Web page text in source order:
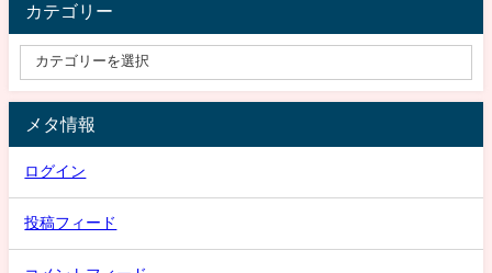
カテゴリー
メタ情報
ログイン
投稿フィード